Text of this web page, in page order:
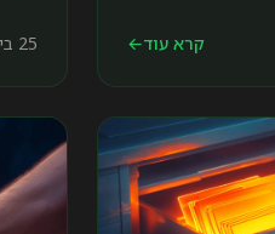
קרא עוד← 25 ביוני 2025